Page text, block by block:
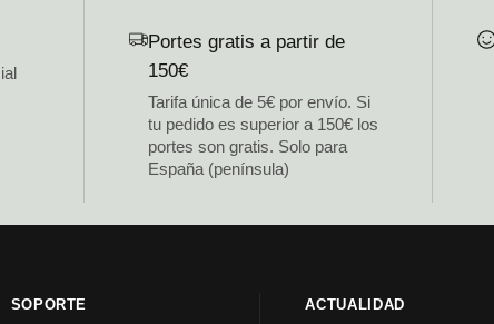
Portes gratis a partir de
150€
Tarifa única de 5€ por envío. Si
tu pedido es superior a 150€ los
portes son gratis. Solo para
España (península)
SOPORTE ACTUALIDAD